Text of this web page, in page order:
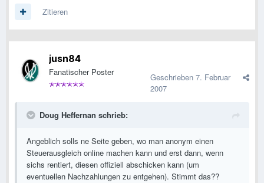
Zitieren
jusn84
Fanatischer Poster Geschrieben 7. Februar
2007
Doug Heffernan schrieb:
Angeblich solls ne Seite geben, wo man anonym einen
Steuerausgleich online machen kann und erst dann, wenn
sichs rentiert, diesen offiziell abschicken kann (um
eventuellen Nachzahlungen zu entgehen). Stimmt das??